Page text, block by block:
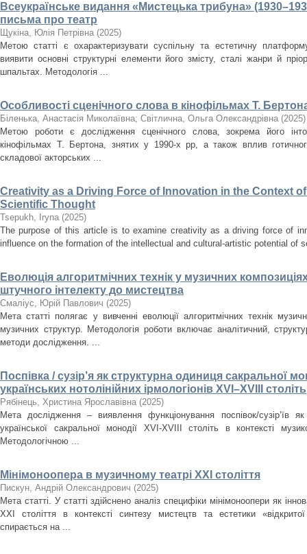
Всеукраїнське видання «Мистецька трибуна»
письма про театр
Щукіна, Юлія Петрівна (2025)
Метою статті є охарактеризувати суспільну та естетичну
виявити основні структурні елементи його змісту, сталі жанри й
шпальтах. Методологія ...
Особливості сценічного слова в кінофільмах Т.
Біленька, Анастасія Миколаївна; Світлична, Ольга Олександрівна (2025)
Метою роботи є дослідження сценічного слова, зокрема його
кінофільмах Т. Бертона, знятих у 1990-х рр, а також вплив
складової акторських ...
Creativity as a Driving Force of Innovation in the Context
Scientific Thought
Tsepukh, Iryna (2025)
The purpose of this article is to examine creativity as a driving force of
influence on the formation of the intellectual and cultural-artistic potential of
Еволюція алгоритмічних технік у музичних
штучного інтелекту до мистецтва
Смаліус, Юрій Павлович (2025)
Мета статті полягає у вивченні еволюції алгоритмічних технік
музичних структур. Методологія роботи включає аналітичний,
методи дослідження. ...
Поспівка / сузір’я як структурна одиниця сакральної
українських нотолінійних ірмологіонів XVI–XVIII століть
Рябінець, Христина Ярославівна (2025)
Мета дослідження – виявлення функціонування поспівок/сузір’їв
української сакральної монодії XVI-XVIII cтоліть в контексті
Методологічною ...
Мінімоноопера в музичному театрі ХХІ століття
Пискун, Андрій Олександрович (2025)
Мета статті. У статті здійснено аналіз специфіки мінімоноопери як
ХХІ століття в контексті синтезу мистецтв та естетики
спирається на ...